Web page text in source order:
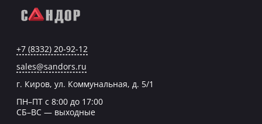
+7 (8332) 20-92-12
sales@sandors.ru
г. Киров, ул. Коммунальная, д. 5/1
ПН–ПТ с 8:00 до 17:00
СБ–ВС — выходные